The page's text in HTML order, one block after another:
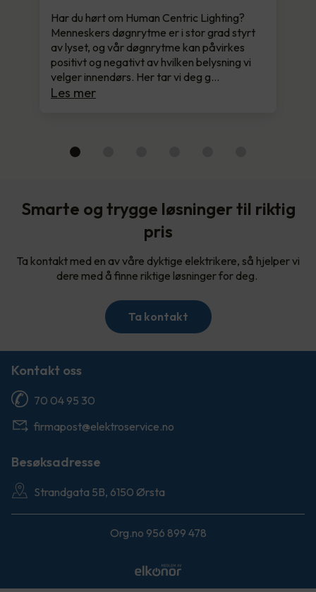
Har du hørt om Human Centric Lighting?
Menneskers døgnrytme er i stor grad styrt
av lyset, og vår døgnrytme kan påvirkes
positivt og negativt av hvilken belysning vi
velger innendørs. Her tar vi deg g…
Les mer
Smarte og trygge løsninger til riktig
pris
Ta kontakt med en av våre dyktige elektrikere, så hjelper vi
dere med å finne riktige løsninger for deg.
Ta kontakt
Kontakt oss
70 04 95 30
firmapost@elektroservice.no
Besøksadresse
Strandgata 5B, 6150 Ørsta
Org.no 956 899 478